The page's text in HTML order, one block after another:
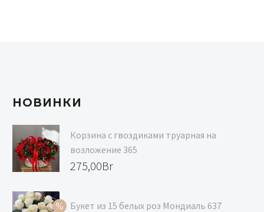
НОВИНКИ
Корзина с гвоздиками труарная на
возложение 365
275,00Br
Букет из 15 белых роз Мондиаль 637